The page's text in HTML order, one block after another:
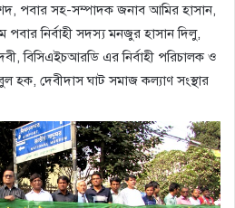
পবার সহ-সম্পাদক জনাব আমির হাসান,
নির্বাহী সদস্য মনজুর হাসান দিলু,
বিসিএইচআরডি এর নির্বাহী পরিচালক ও
হক, দেবীদাস ঘাট সমাজ কল্যাণ সংস্থার